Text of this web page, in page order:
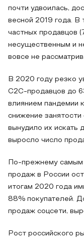
почти удвоилась,
весной 2019 года.
частных продавцов
несущественным и
вовсе не
В 2020 году резко
С2С-продавцов до
влиянием пандемии
снижение
вынудило их искать
выросло число
По-прежнему самым
продаж в России
итогам 2020 года
88% покупателей.
продаж соцсети,
Рост российского